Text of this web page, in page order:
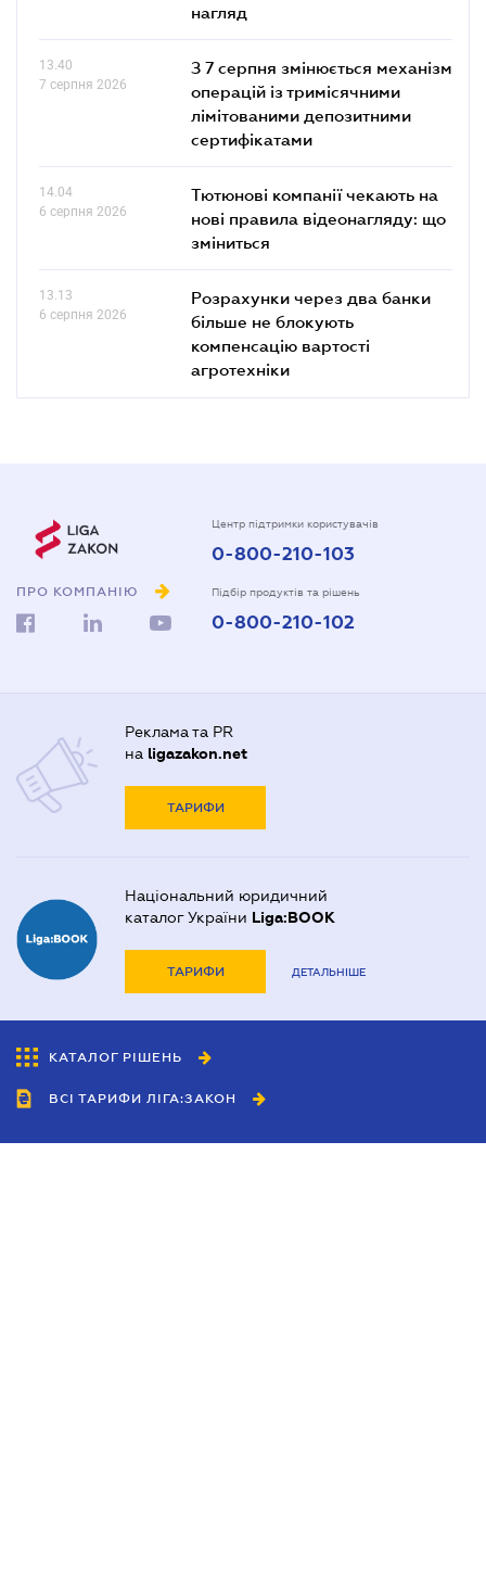
нагляд
13.40
7 серпня 2026
З 7 серпня змінюється механізм
операцій із тримісячними
лімітованими депозитними
сертифікатами
14.04
6 серпня 2026
Тютюнові компанії чекають на
нові правила відеонагляду: що
зміниться
13.13
6 серпня 2026
Розрахунки через два банки
більше не блокують
компенсацію вартості
агротехніки
ПРО КОМПАНІЮ
Центр підтримки користувачів
0-800-210-103
Підбір продуктів та рішень
0-800-210-102
Реклама та PR
на ligazakon.net
ТАРИФИ
Національний юридичний
каталог України Liga:BOOK
ТАРИФИ ДЕТАЛЬНІШЕ
КАТАЛОГ РІШЕНЬ
ВСІ ТАРИФИ ЛІГА:ЗАКОН